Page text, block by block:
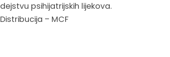
dejstvu psihijatrijskih lijekova.
Distribucija – MCF